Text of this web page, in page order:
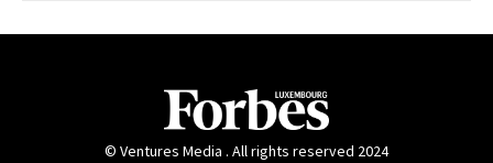
© Ventures Media . All rights reserved 2024